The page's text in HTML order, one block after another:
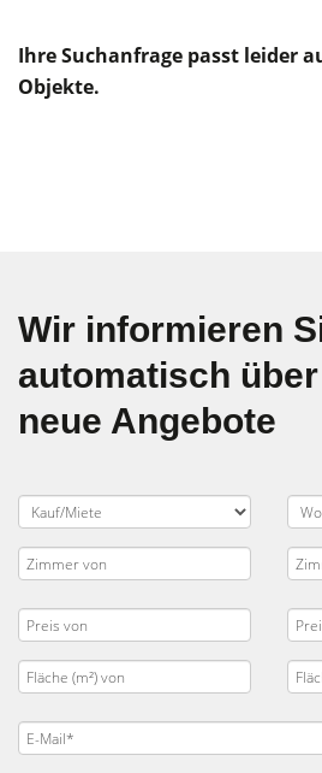
Ihre Suchanfrage passt leider
Objekte.
Wir informieren
automatisch
neue Angebote